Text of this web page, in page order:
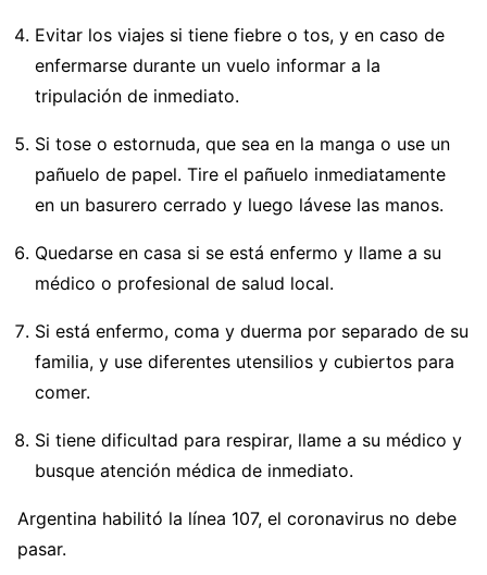
Evitar los viajes si tiene fiebre o tos, y en caso de
enfermarse durante un vuelo informar a la
tripulación de inmediato.
Si tose o estornuda, que sea en la manga o use un
pañuelo de papel. Tire el pañuelo inmediatamente
en un basurero cerrado y luego lávese las manos.
Quedarse en casa si se está enfermo y llame a su
médico o profesional de salud local.
Si está enfermo, coma y duerma por separado de su
familia, y use diferentes utensilios y cubiertos para
comer.
Si tiene dificultad para respirar, llame a su médico y
busque atención médica de inmediato.
Argentina habilitó la línea 107, el coronavirus no debe
pasar.